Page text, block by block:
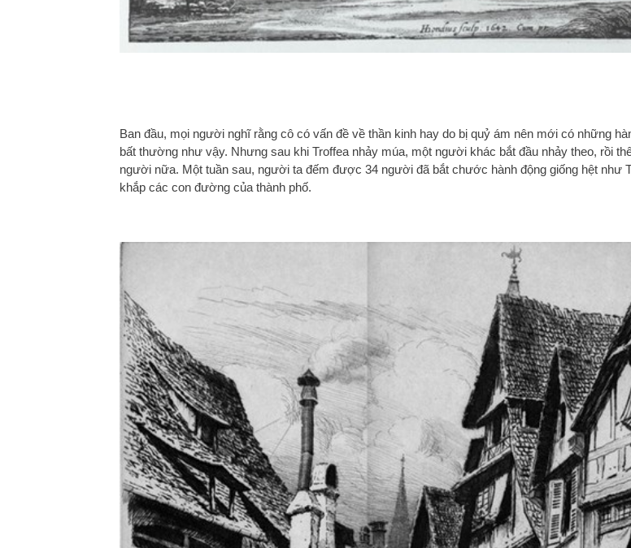
Ban đầu, mọi người nghĩ rằng cô có vấn đề về thần kinh hay do bị quỷ ám nên mới có những
bất thường như vậy. Nhưng sau khi Troffea nhảy múa, một người khác bắt đầu nhảy theo, rồi
người nữa. Một tuần sau, người ta đếm được 34 người đã bắt chước hành động giống hệt như
khắp các con đường của thành phố.